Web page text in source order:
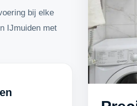
bij elke
IJmuiden met